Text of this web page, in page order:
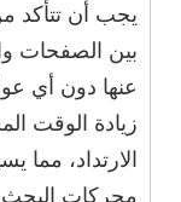
يجب أن تتأكد
بين الصفحات
عنها دون أي
زيادة الوقت
الارتداد،
محركات